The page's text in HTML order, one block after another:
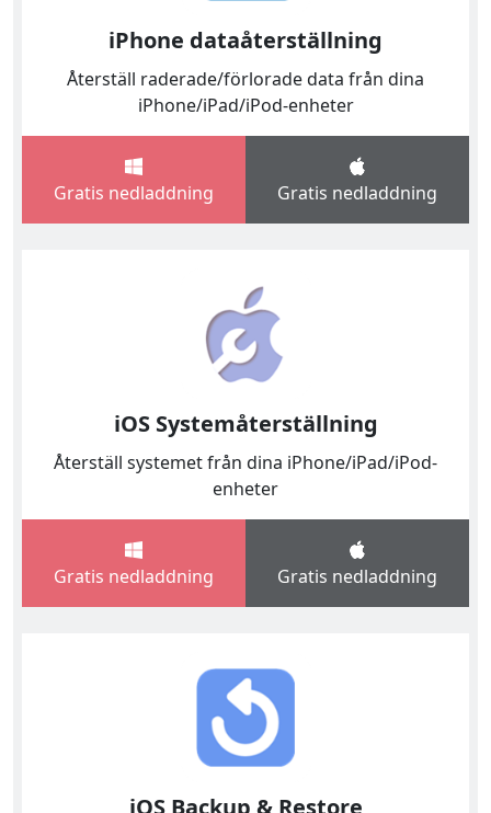
iPhone dataåterställning
Återställ raderade/förlorade data från dina
iPhone/iPad/iPod-enheter
Gratis nedladdning Gratis nedladdning
iOS Systemåterställning
Återställ systemet från dina iPhone/iPad/iPod-
enheter
Gratis nedladdning Gratis nedladdning
iOS Backup & Restore
Language Switch
English Nederlands
Tiếng Việt
Français
Suomalainen
Ελληνικά
русский
हिंदी
Bahasa Melayu
ไทย
한국어
Polskie
Gaeilge